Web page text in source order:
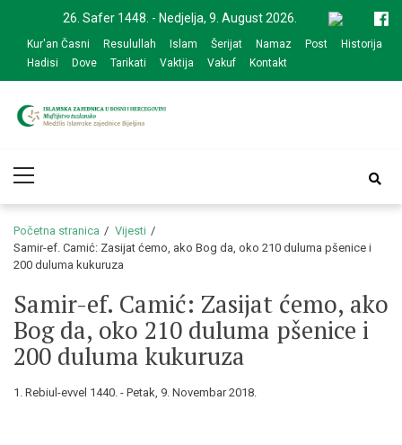
navigation
content
26. Safer 1448. - Nedjelja, 9. August 2026.
Kur'an Časni Resulullah Islam Šerijat Namaz Post
Historija
Hadisi
Dove Tarikati Vaktija Vakuf Kontakt
zajednice Bijeljina
Menu
Početna stranica
Vijesti
Samir-ef. Camić: Zasijat ćemo, ako Bog da, oko 210 duluma pšenice i
200 duluma kukuruza
Samir-ef. Camić: Zasijat ćemo, ako
Bog da, oko 210 duluma pšenice i
200 duluma kukuruza
1. Rebiul-evvel 1440. - Petak, 9. Novembar 2018.